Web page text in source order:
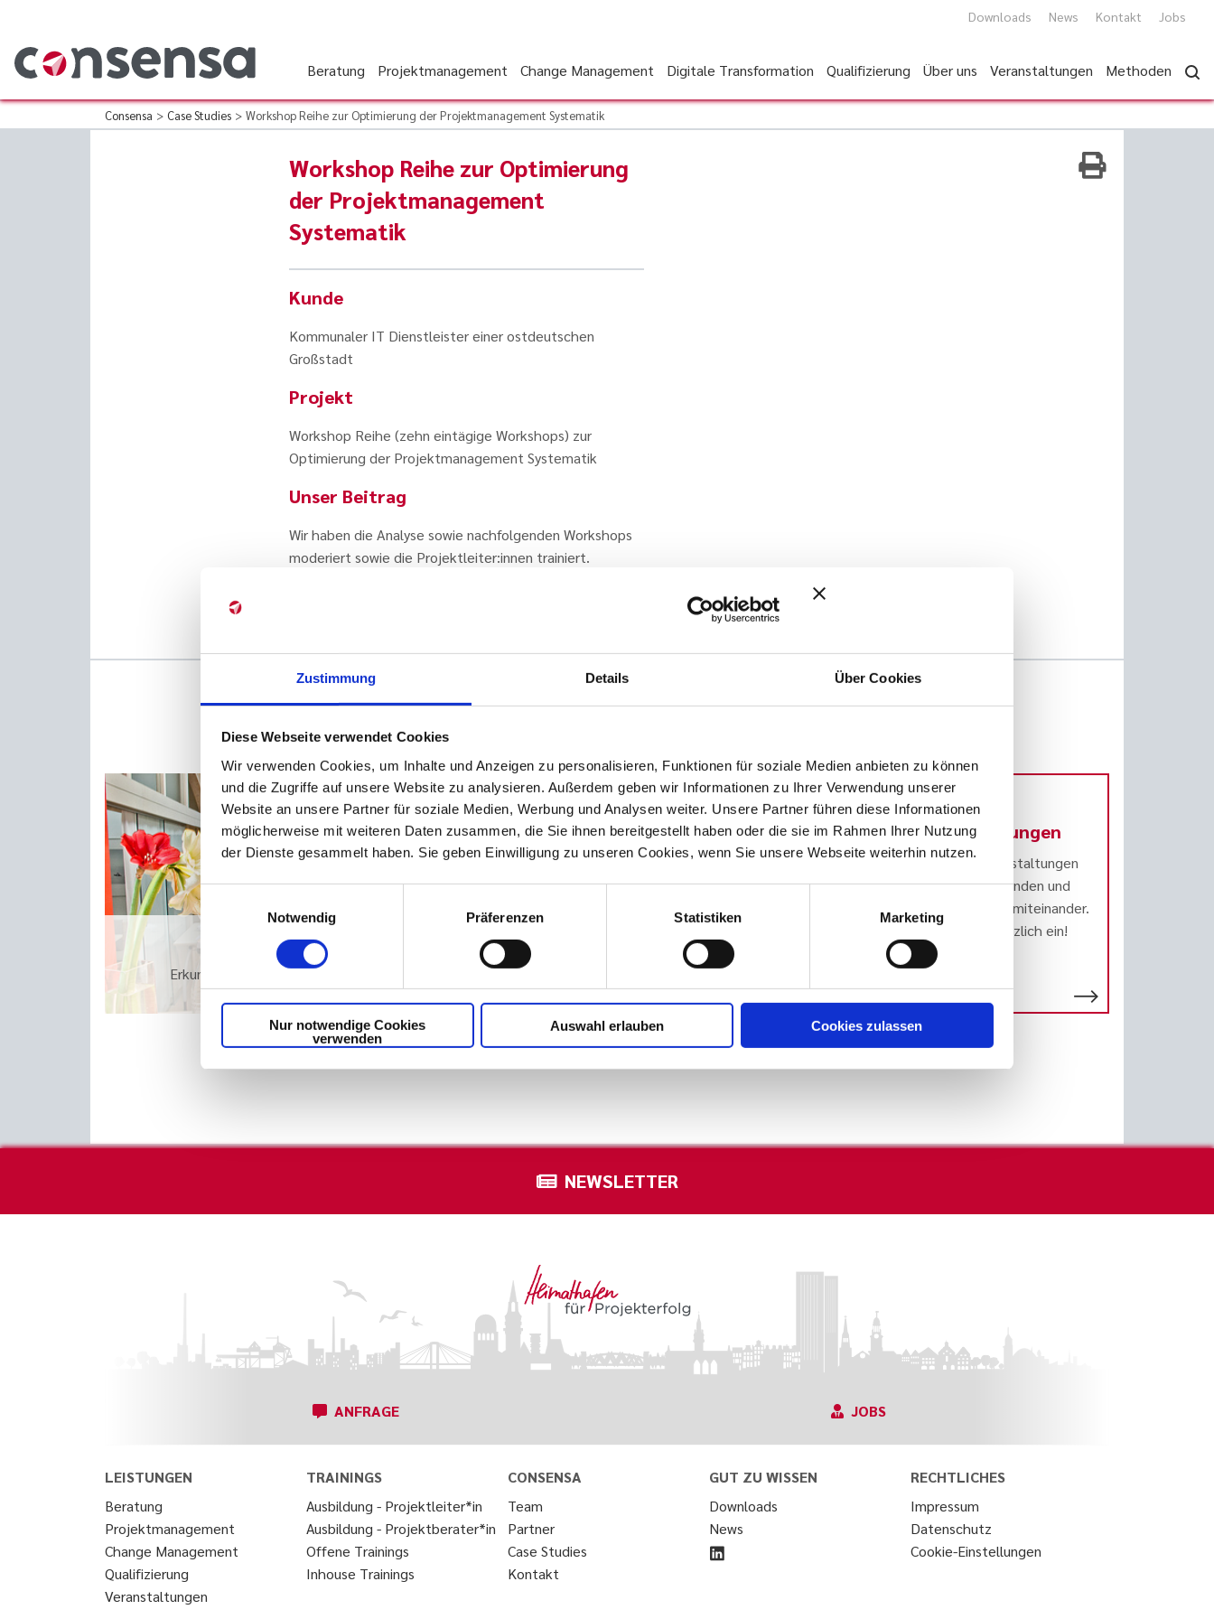
Zustimmung Details Über Cookies
Diese Webseite verwendet Cookies
Wir verwenden Cookies, um Inhalte und Anzeigen zu personalisieren, Funktionen für soziale Medien anbieten zu können
und die Zugriffe auf unsere Website zu analysieren. Außerdem geben wir Informationen zu Ihrer Verwendung unserer
Website an unsere Partner für soziale Medien, Werbung und Analysen weiter. Unsere Partner führen diese Informationen
möglicherweise mit weiteren Daten zusammen, die Sie ihnen bereitgestellt haben oder die sie im Rahmen Ihrer Nutzung
der Dienste gesammelt haben. Sie geben Einwilligung zu unseren Cookies, wenn Sie unsere Webseite weiterhin nutzen.
Einwilligungsauswahl
Notwendig
Präferenzen Statistiken Marketing
Nur notwendige Cookies
verwenden
Auswahl erlauben Cookies zulassen
Downloads News Kontakt Jobs
Beratung Projektmanagement Change Management Digitale Transformation Qualifizierung Über uns Veranstaltungen Methoden
Consensa > Case Studies > Workshop Reihe zur Optimierung der Projektmanagement Systematik
Workshop Reihe zur Optimierung
der Projektmanagement
Systematik
Kunde
Kommunaler IT Dienstleister einer ostdeutschen
Großstadt
Projekt
Workshop Reihe (zehn eintägige Workshops) zur
Optimierung der Projektmanagement Systematik
Unser Beitrag
Wir haben die Analyse sowie nachfolgenden Workshops
moderiert sowie die Projektleiter:innen trainiert.
Unsere Räume
Erkunden Sie unsere ideal ausgestatteten Räumlichkeiten.
Team
Lernen Sie unser Team kennen.
Veranstaltungen
Bei unseren Veranstaltungen
vernetzen wir Kunden und
interessierte Gäste miteinander.
Wir laden Sie herzlich ein!
NEWSLETTER
ANFRAGE JOBS
LEISTUNGEN
Beratung
Projektmanagement
Change Management
Qualifizierung
Veranstaltungen
TRAININGS
Ausbildung - Projektleiter*in
Ausbildung - Projektberater*in
Offene Trainings
Inhouse Trainings
CONSENSA
Team
Partner
Case Studies
Kontakt
GUT ZU WISSEN
Downloads
News
RECHTLICHES
Impressum
Datenschutz
Cookie-Einstellungen